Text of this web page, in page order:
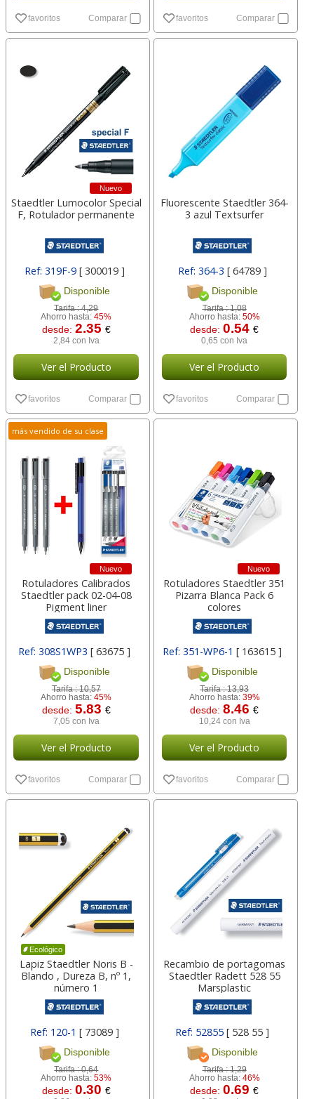
favoritos Comparar favoritos Comparar
Nuevo
Staedtler Lumocolor Special
F, Rotulador permanente
Ref: 319F-9 [ 300019 ]
Disponible
Tarifa :4,29
Ahorro hasta:45%
desde: 2.35 €
2,84 con Iva
Ver el Producto
favoritos Comparar
Fluorescente Staedtler 364-
3 azul Textsurfer
Ref: 364-3 [ 64789 ]
Disponible
Tarifa :1,08
Ahorro hasta: 50%
desde:0.54€
0,65 con Iva
Ver el Producto
favoritos Comparar
más vendido de su clase
Nuevo
Rotuladores Calibrados
Staedtler pack 02-04-08
Pigment liner
Ref: 308S1WP3[ 63675 ]
Disponible
Tarifa :10,57
Ahorro hasta:45%
desde: 5.83 €
7,05 con Iva
Ver el Producto
favoritos Comparar
Nuevo
Rotuladores Staedtler 351
Pizarra Blanca Pack 6
colores
Ref: 351-WP6-1[ 163615 ]
Disponible
Tarifa :13,93
Ahorro hasta: 39%
desde:8.46€
10,24 con Iva
Ver el Producto
favoritos Comparar
Ecológico
Lapiz Staedtler Noris B -
Blando , Dureza B, nº 1,
número 1
Ref: 120-1 [ 73089 ]
Disponible
Tarifa :0,64
Ahorro hasta:53%
desde: 0.30 €
Recambio de portagomas
Staedtler Radett 528 55
Marsplastic
Ref: 52855[ 528 55 ]
Disponible
Tarifa :1,29
Ahorro hasta: 46%
desde:0.69€